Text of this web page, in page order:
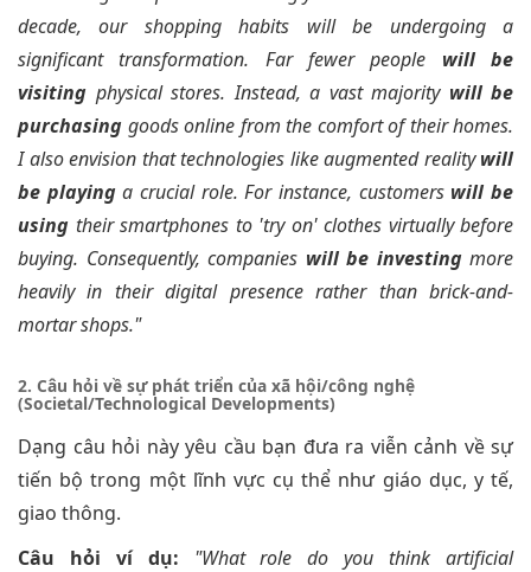
decade, our shopping habits will be undergoing a
significant transformation. Far fewer people will be
visiting physical stores. Instead, a vast majority will be
purchasing goods online from the comfort of their homes.
I also envision that technologies like augmented realitywill
be playinga crucial role. For instance, customers will be
using their smartphones to 'try on' clothes virtually before
buying. Consequently, companies will be investingmore
heavily in their digital presence rather than brick-and-
mortar shops."
2. Câu hỏi về sự phát triển của xã hội/công nghệ
(Societal/Technological Developments)
Dạng câu hỏi này yêu cầu bạn đưa ra viễn cảnh về sự
tiến bộ trong một lĩnh vực cụ thể như giáo dục, y tế,
giao thông.
Câu hỏi ví dụ:
"What role do you think artificial